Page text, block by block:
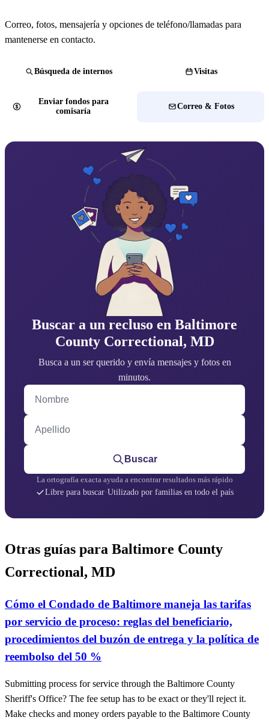
Correo, fotos, mensajería y opciones de teléfono/llamadas para
mantenerse en contacto.
Búsqueda de internos Visitas
Enviar fondos para
comisaría
Correo & Fotos
Buscar a un recluso en Baltimore
County Correctional, MD
Busca a un ser querido y envía mensajes y fotos en
minutos.
Nombre
Apellido
Buscar
La ortografía exacta ayuda a encontrar resultados más rápido
Libre para buscar·Utilizado por familias en todo el país
Otras guías para Baltimore County
Correctional, MD
Cómo el Condado de Baltimore maneja las tarifas
por servicio de proceso: reglas del beneficiario,
procedimientos del buzón de entrega y la política de
reembolso del 50 %
Submitting process for service through the Baltimore County
Sheriff's Office? The fee setup has to be exact or they'll reject it.
Make checks and money orders payable to the Baltimore County